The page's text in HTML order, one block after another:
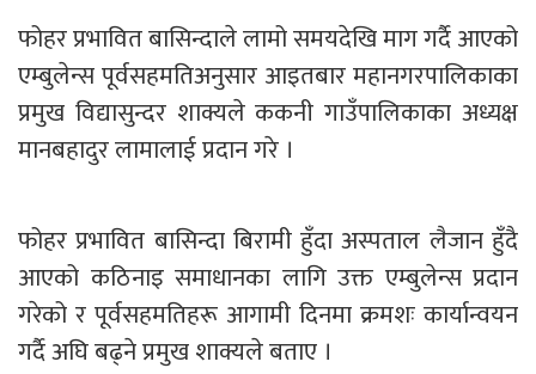
फोहर प्रभावित बासिन्दाले लामो समयदेखि माग गर्दै आएको
एम्बुलेन्स पूर्वसहमतिअनुसार आइतबार महानगरपालिकाका
प्रमुख विद्यासुन्दर शाक्यले ककनी गाउँपालिकाका अध्यक्ष
मानबहादुर लामालाई प्रदान गरे ।
फोहर प्रभावित बासिन्दा बिरामी हुँदा अस्पताल लैजान हुँदै
आएको कठिनाइ समाधानका लागि उक्त एम्बुलेन्स प्रदान
गरेको र पूर्वसहमतिहरू आगामी दिनमा क्रमशः कार्यान्वयन
गर्दै अघि बढ्ने प्रमुख शाक्यले बताए ।